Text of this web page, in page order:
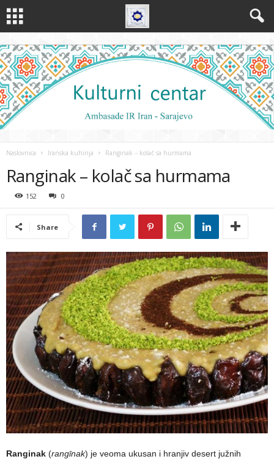
Naslovnica Iranska kuhinja Ranginak – kolač sa hurmama
Ranginak – kolač sa hurmama
152 0
Share
Ranginak (rangīnak) je veoma ukusan i hranjiv desert južnih